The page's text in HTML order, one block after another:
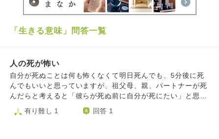
「生きる意味」問答一覧
人の死が怖い
自分が死ぬことは何も怖くなくて明日死んでも、5分後に死
んでもいいと思っていますが、祖父母、親、パートナーが死
んだらと考えると「彼らが死ぬ前に自分が死にたい」と思っ
てしまいます。 数年前に亡くなった父方の祖父母に孝行出
来なかったことや、もっと会っておけばよかったという後悔
有り難し 1 回答 1